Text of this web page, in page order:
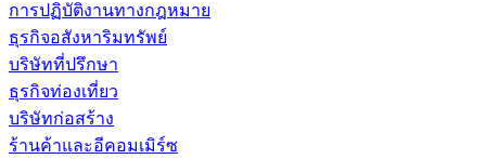
การปฏิบัติงานทางกฎหมาย
ธุรกิจอสังหาริมทรัพย์
บริษัทที่ปรึกษา
ธุรกิจท่องเที่ยว
บริษัทก่อสร้าง
ร้านค้าและอีคอมเมิร์ซ